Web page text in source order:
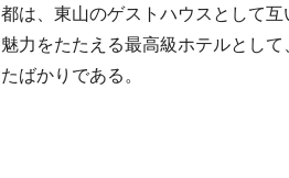
都は、東山のゲストハウスとして
魅力をたたえる最高級ホテルとし
たばかりである。